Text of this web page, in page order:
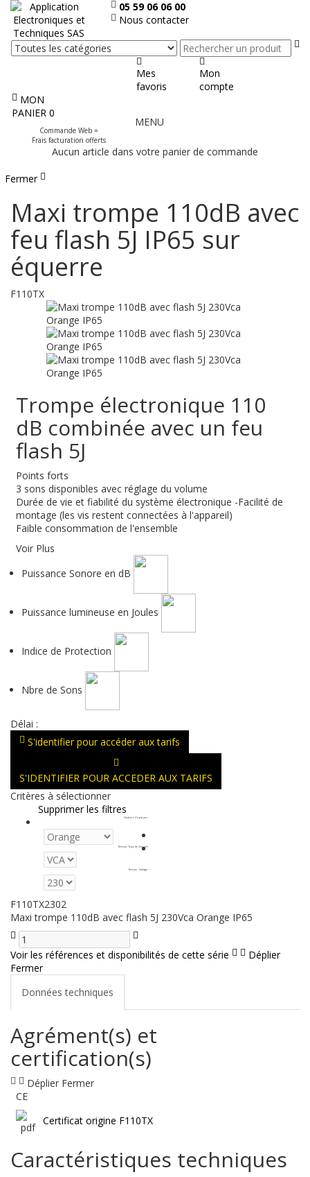
05 59 06 06 00
Nous contacter
Mes
favoris
Mon
compte
MON
PANIER 0
Commande Web =
Frais facturation offerts
le
MENU
Aucun article dans votre panier de commande
Fermer
Maxi trompe 110dB avec
feu flash 5J IP65 sur
équerre
F110TX
Trompe électronique 110
dB combinée avec un feu
flash 5J
Points forts
3 sons disponibles avec réglage du volume
Durée de vie et fiabilité du système électronique -Facilité de
montage (les vis restent connectées à l'appareil)
Faible consommation de l'ensemble
Voir Plus
Puissance Sonore en dB
Puissance lumineuse en Joules
Indice de Protection
Nbre de Sons
Délai :
S'identifier pour accéder aux tarifs
S'IDENTIFIER POUR ACCEDER AUX TARIFS
Critères à sélectionner
Supprimer les filtres
Couleurs d'optiques :
Tension - Type de Courant :
Tension - Voltage :
F110TX2302
Maxi trompe 110dB avec flash 5J 230Vca Orange IP65
Voir les références et disponibilités de cette série
Déplier
Fermer
Données techniques
Agrément(s) et
certification(s)
Déplier Fermer
CE
Certificat origine F110TX
Caractéristiques techniques